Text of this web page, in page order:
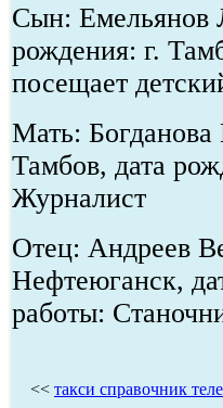
Сын: Емельянов
рождения: г.
посещает
Мать: Богданова
Тамбов, дата
Журналист
Отец: Андреев
Нефтеюганск,
работы:
<< такси справочник